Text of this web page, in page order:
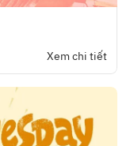
Xem chi tiết